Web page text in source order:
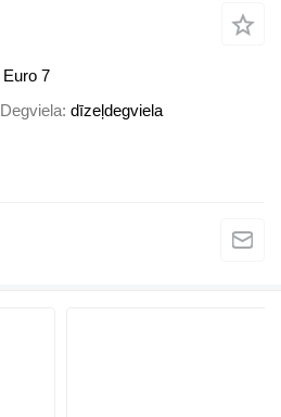
Euro 7
Degviela dīzeļdegviela